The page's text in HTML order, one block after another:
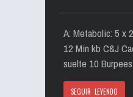
A: Metabolic: 5 x
12 Min kb C&J
suelte 10
SEGUIR LEYENDO